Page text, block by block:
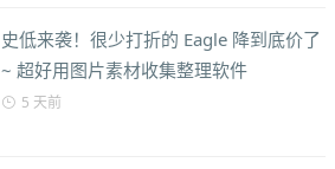
史低来袭！很少打折的 Eagle 降到底价了
~ 超好用图片素材收集整理软件
5 天前